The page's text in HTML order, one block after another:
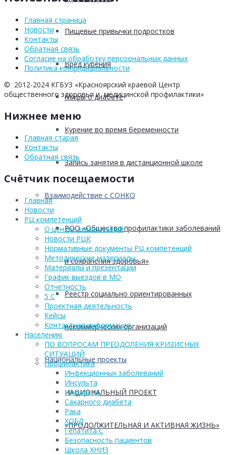
Пищевые привычки подростков
Вред курения
Мифы о диабете
Курение во время беременности
Запись занятия в дистанционной школе
Взаимодействие с СОНКО
РОО «Общество профилактики заболеваний
и сохранения здоровья»
Реестр социально ориентированных
некоммерческих организаций
Национальные проекты
НАЦИОНАЛЬНЫЙ ПРОЕКТ
«ПРОДОЛЖИТЕЛЬНАЯ И АКТИВНАЯ ЖИЗНЬ»
Главная страница
Новости
Контакты
Обратная связь
Согласие на обработку персоональных данных
Политика конфидициальности
© 2012-2024 КГБУЗ «Красноярский краевой Центр
общественного здоровья и медицинской профилактики»
Нижнее меню
Главная старая
Контакты
Обратная связь
Счётчик посещаемости
Главная
Новости
РЦ компетенций
О центре компетенций
Новости РЦК
Нормативные документы РЦ компетенций
Методические материалы
Материалы и презентации
График выездов в МО
Отчетность
5 С
Проектная деятельность
Кейсы
Контактная информация
Населению
ПО ВОПРОСАМ ПРЕОДОЛЕНИЯ КРИЗИСНЫХ
СИТУАЦИЙ
Профилактика
Инфекционных заболеваний
Инсульта
Инфаркта
Сахарного диабета
Рака
ХОБЛ
Гепатита С
Безопасность пациентов
Школа ХНИЗ